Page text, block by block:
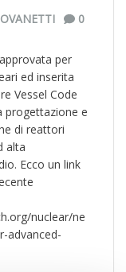
0
per
ed inserita
Vessel Code
progettazione e
di reattori
alta
Ecco un link
nuclear/ne
advanced-